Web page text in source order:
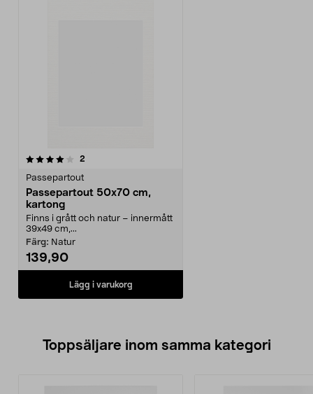
2
Passepartout
Passepartout 50x70 cm,
kartong
Finns i grått och natur – innermått
39x49 cm,...
Färg: Natur
139,90
Lägg i varukorg
Toppsäljare inom samma kategori